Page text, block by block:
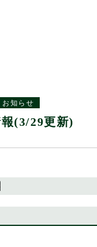
お知らせ
(3/29更新)